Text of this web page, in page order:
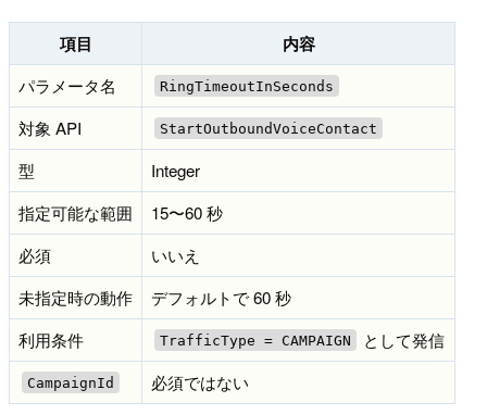
項目 内容
パラメータ名 RingTimeoutInSeconds
対象 API StartOutboundVoiceContact
型
Integer
指定可能な範囲
15〜60 秒
必須
いいえ
未指定時の動作
デフォルトで 60 秒
利用条件
TrafficType = CAMPAIGN として発信
CampaignId 必須ではない